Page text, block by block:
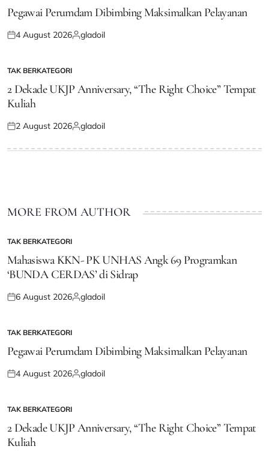
IN
Pegawai Perumdam Dibimbing Maksimalkan Pelayanan
Posted
4 August 2026Posted
gladoil
POSTED
TAK BERKATEGORI
2 Dekade UKJP Anniversary, “The Right Choice” Tempat
Kuliah
Posted
2 August 2026Posted
gladoil
MORE FROM AUTHOR
POSTED
IN
TAK BERKATEGORI
Mahasiswa KKN- PK UNHAS Angk 69 Programkan
‘BUNDA CERDAS’ di Sidrap
Posted
6 August 2026Posted
gladoil
POSTED
IN
TAK BERKATEGORI
Pegawai Perumdam Dibimbing Maksimalkan Pelayanan
Posted
4 August 2026Posted
gladoil
POSTED
TAK BERKATEGORI
2 Dekade UKJP Anniversary, “The Right Choice” Tempat
Kuliah